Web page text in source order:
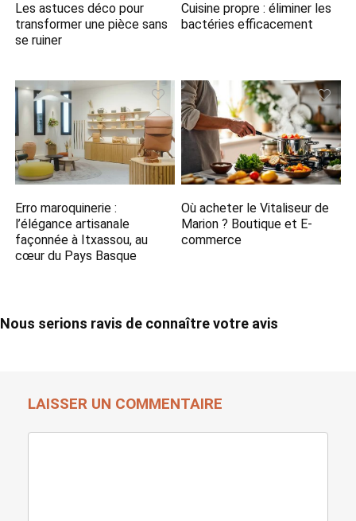
Les astuces déco pour
transformer une pièce sans
se ruiner
Cuisine propre : éliminer les
bactéries efficacement
Erro maroquinerie :
l’élégance artisanale
façonnée à Itxassou, au
cœur du Pays Basque
Où acheter le Vitaliseur de
Marion ? Boutique et E-
commerce
Nous serions ravis de connaître votre avis
LAISSER UN COMMENTAIRE